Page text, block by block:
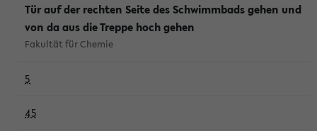
Tür auf der rechten Seite des Schwimmbads gehen und
von da aus die Treppe hoch gehen
Fakultät für Chemie
5
45